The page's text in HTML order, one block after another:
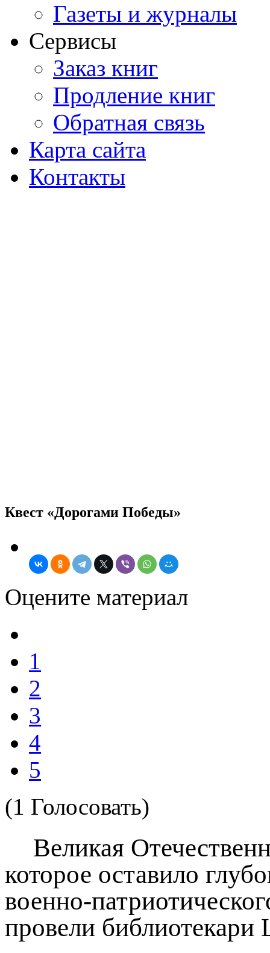
Газеты и журналы
Сервисы
Заказ книг
Продление книг
Обратная связь
Карта сайта
Контакты
Квест «Дорогами Победы»
Оцените материал
1
2
3
4
5
(1 Голосовать)
Великая
которое оставило
военно-
провели